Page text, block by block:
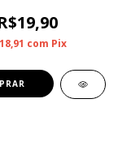
com Pix